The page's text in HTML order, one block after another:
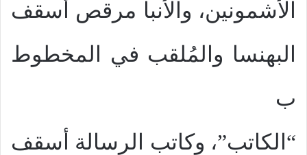
الأشمونين، والأنبا مرقص أسقف
البهنسا والمُلقب في المخطوط
ب
“الكاتب”، وكاتب الرسالة أسقف